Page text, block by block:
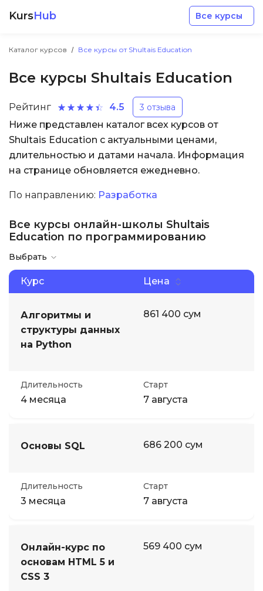
KursHub Все курсы
Каталог курсов Все курсы от Shultais Education
Все курсы Shultais Education
Рейтинг 4.5 3 отзыва
Ниже представлен каталог всех курсов от
Shultais Education с актуальными ценами,
длительностью и датами начала. Информация
на странице обновляется ежедневно.
По направлению: Разработка
Все курсы онлайн-школы Shultais
Education по программированию
Выбрать
Курс Цена
Алгоритмы и
структуры данных
на Python
861 400 сум
Длительность
4 месяца
Старт
7 августа
Основы SQL 686 200 сум
Длительность
3 месяца
Старт
7 августа
Онлайн-курс по
основам HTML 5 и
CSS 3
569 400 сум
Разработка
Маркетинг
Дизайн
Аналитика
Менеджмент
Иностранные языки
Soft Skills
Детям